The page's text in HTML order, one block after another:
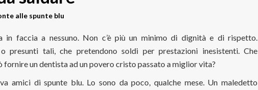
alle spunte blu
in faccia a nessuno. Non c’è più un minimo di dignità e di rispetto.
presunti tali, che pretendono soldi per prestazioni inesistenti. Che
fornire un dentista ad un povero cristo passato a miglior vita?
amici di spunte blu. Lo sono da poco, qualche mese. Un maledetto